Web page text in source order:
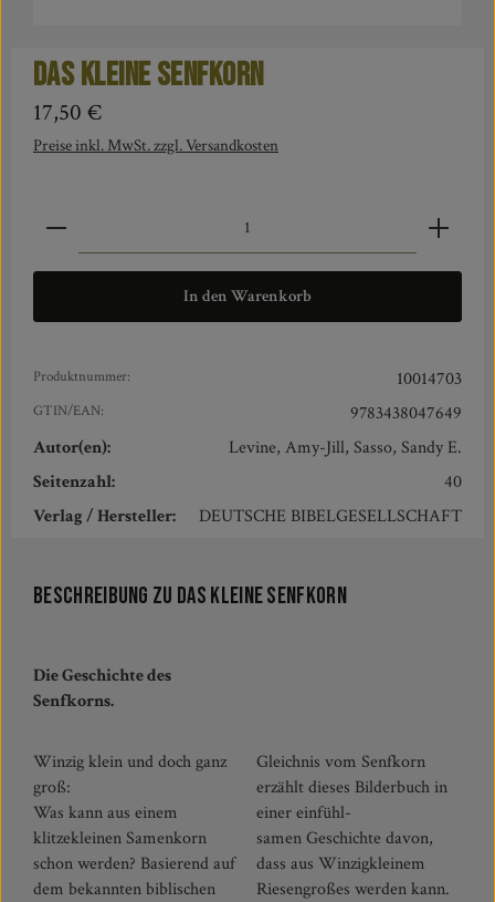
Das kleine Senfkorn
Regulärer Preis:
17,50 €
Preise inkl. MwSt. zzgl. Versandkosten
Produkt Anzahl: Gib den gewünschten Wert ein oder
In den Warenkorb
Produktnummer: 10014703
GTIN/EAN:
9783438047649
Autor(en):
Levine, Amy-Jill, Sasso, Sandy E.
Seitenzahl:
40
Verlag / Hersteller:
DEUTSCHE BIBELGESELLSCHAFT
Beschreibung zu Das kleine Senfkorn
Die Geschichte des
Senfkorns.
Winzig klein und doch ganz
groß:
Was kann aus einem
klitzekleinen Samenkorn
schon werden? Basierend auf
dem bekannten biblischen
Gleichnis vom Senfkorn
erzählt dieses Bilderbuch in
einer einfühl-
samen Geschichte davon,
dass aus Winzigkleinem
Riesengroßes werden kann.